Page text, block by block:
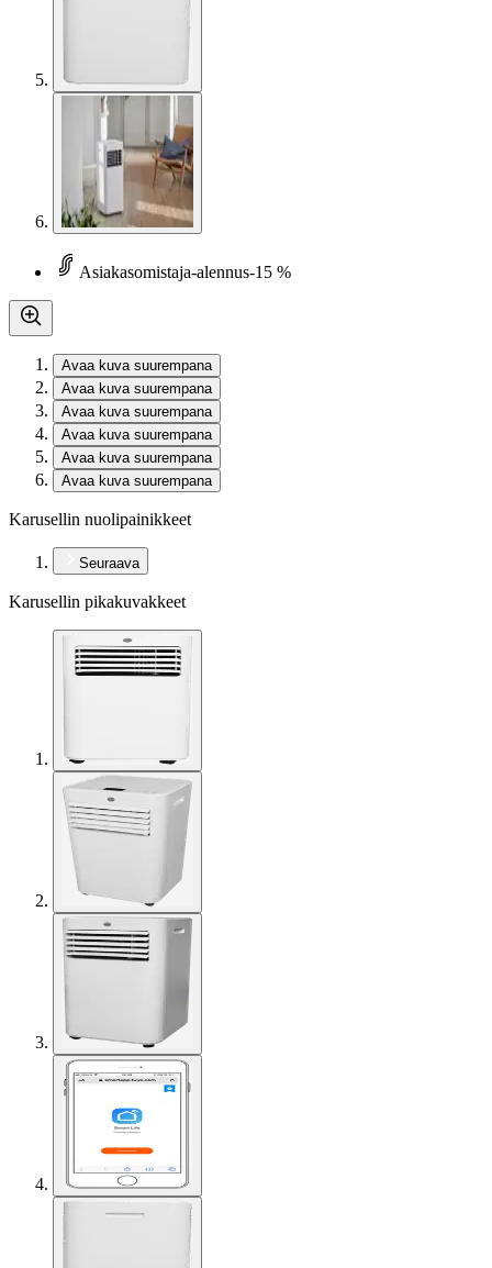
Asiakasomistaja-alennus-15 %
Avaa kuva suurempana
Avaa kuva suurempana
Avaa kuva suurempana
Avaa kuva suurempana
Avaa kuva suurempana
Avaa kuva suurempana
Karusellin nuolipainikkeet
Seuraava
Karusellin pikakuvakkeet